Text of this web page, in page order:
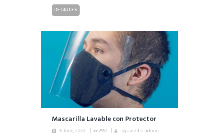
DETALLES
Mascarilla Lavable con Protector
Facial
6 June, 2020 2992 bycastillo-admin